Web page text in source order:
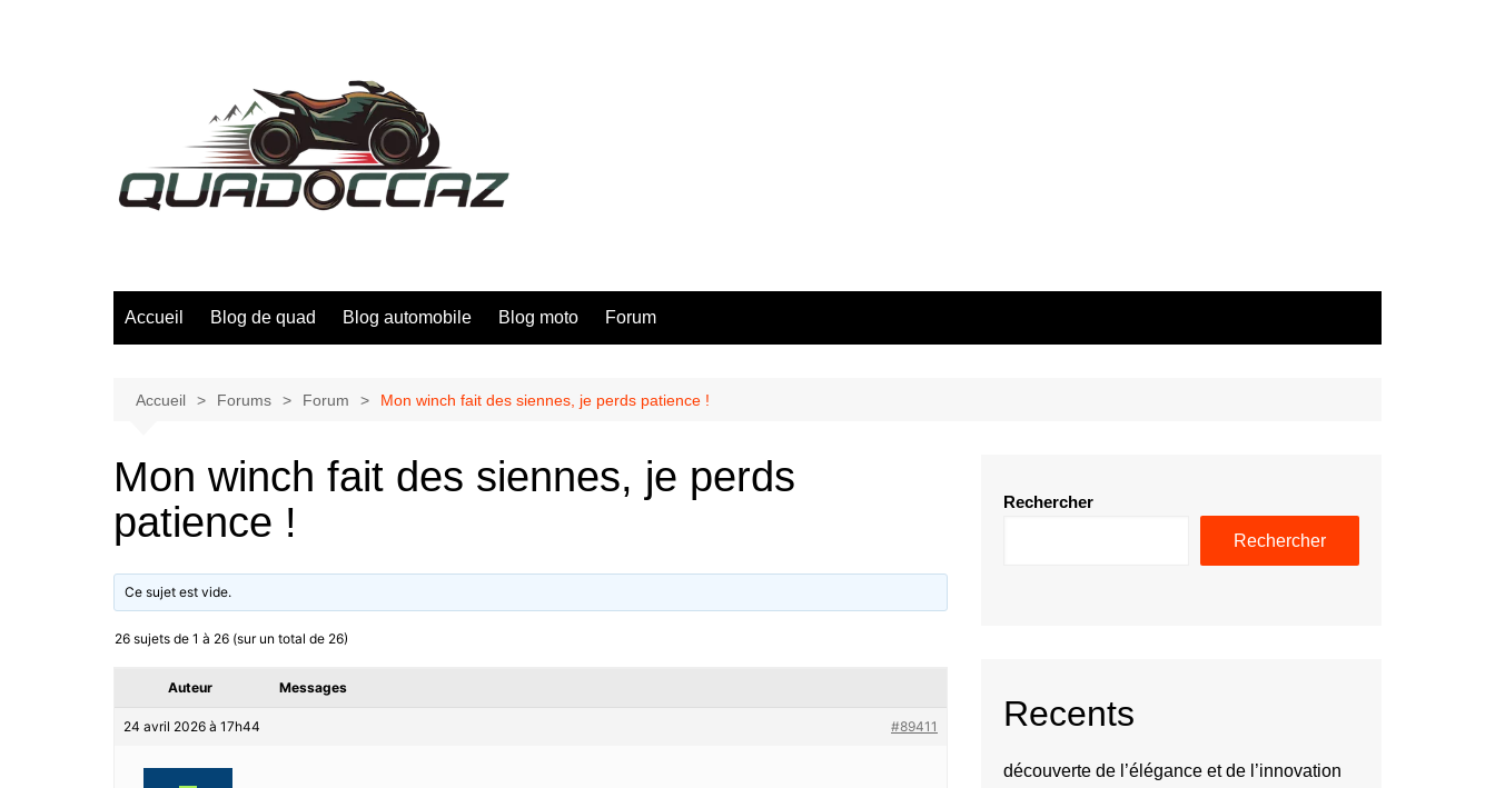
Accueil Blog de quad Blog automobile Blog moto Forum
Accueil Forums Forum Mon winch fait des siennes, je perds patience !
Mon winch fait des siennes, je perds
patience !
Ce sujet est vide.
26 sujets de 1 à 26 (sur un total de 26)
Auteur Messages
24 avril 2026 à 17h44 #89411
Rechercher
Rechercher
Recents
découverte de l’élégance et de l’innovation